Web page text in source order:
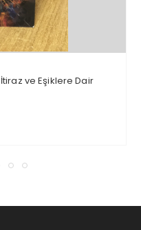
ve Eşiklere Dair